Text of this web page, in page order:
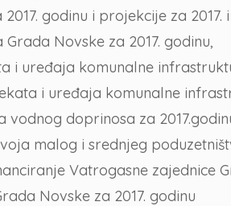
godinu i projekcije za 2017. i
Novske za 2017. godinu,
komunalne
i uređaja komunalne
doprinosa za
malog i srednjeg
Vatrogasne zajednice
Novske za 2017. godinu